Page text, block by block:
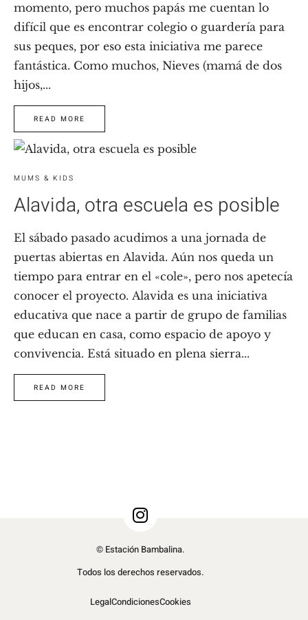
momento, pero muchos papás me cuentan lo
difícil que es encontrar colegio o guardería para
sus peques, por eso esta iniciativa me parece
fantástica. Como muchos, Nieves (mamá de dos
hijos,...
READ MORE
MUMS & KIDS
Alavida, otra escuela es posible
El sábado pasado acudimos a una jornada de
puertas abiertas en Alavida. Aún nos queda un
tiempo para entrar en el «cole», pero nos apetecía
conocer el proyecto. Alavida es una iniciativa
educativa que nace a partir de grupo de familias
que educan en casa, como espacio de apoyo y
convivencia. Está situado en plena sierra...
READ MORE
© Estación Bambalina.
Todos los derechos reservados.
LegalCondicionesCookies